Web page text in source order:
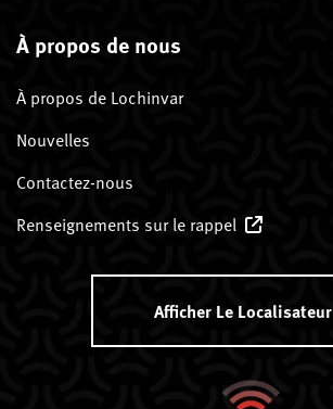
À propos de nous
À propos de Lochinvar
Nouvelles
Contactez-nous
Renseignements sur le rappel
Afficher Le Localisateur